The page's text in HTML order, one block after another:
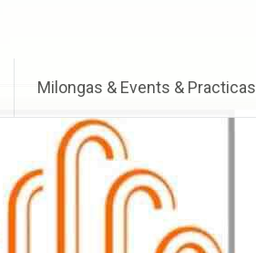
Milongas & Events & Practicas